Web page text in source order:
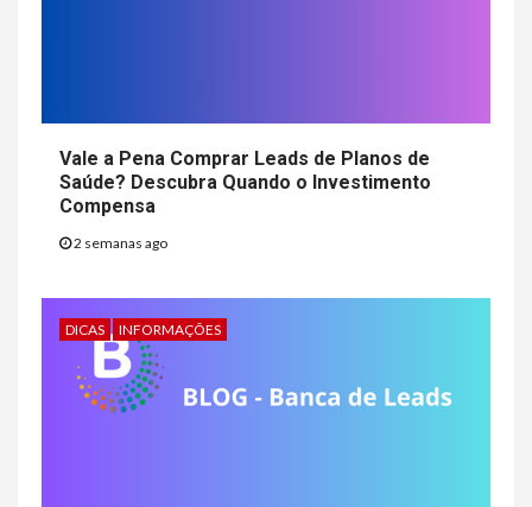
Vale a Pena Comprar Leads de Planos de
Saúde? Descubra Quando o Investimento
Compensa
2 semanas ago
DICAS INFORMAÇÕES